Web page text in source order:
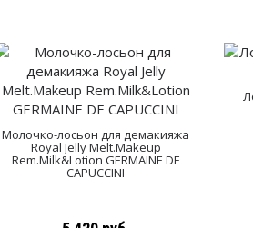
Молочко-лосьон для демакияжа
Royal Jelly Melt.Makeup
Rem.Milk&Lotion GERMAINE DE
CAPUCCINI